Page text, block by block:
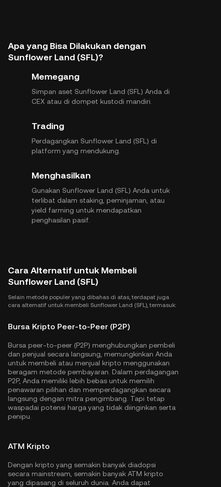
Apa yang Bisa Dilakukan dengan
Sunflower Land (SFL)?
Memegang
Simpan aset Sunflower Land (SFL) Anda di
CEX atau di dompet kustodi mandiri.
Trading
Perdagangkan Sunflower Land (SFL) di
platform yang mendukung.
Menghasilkan
Gunakan Sunflower Land (SFL) Anda untuk
terlibat dalam staking, peminjaman, atau
yield farming untuk mendapatkan
penghasilan pasif.
Cara Alternatif untuk Membeli
Sunflower Land (SFL)
Selain metode populer yang dibahas di atas, terdapat juga
cara alternatif untuk membeli Sunflower Land (SFL), termasuk:
Bursa Kripto Peer-to-Peer (P2P)
Bursa peer-to-peer (P2P) menghubungkan pembeli
dan penjual secara langsung, memungkinkan Anda
untuk membeli atau menjual kripto menggunakan
beragam metode pembayaran. Dalam perdagangan
P2P, Anda memiliki lebih bebas untuk memilih
penawaran pilihan dan memperdagangkan secara
langsung dengan mitra pengimbang. Tapi tetap
waspadai potensi harga yang tidak diinginkan serta
penipu.
ATM Kripto
Dengan kripto yang semakin banyak diadopsi
secara mainstream, semakin banyak ATM kripto
yang dipasang di seluruh dunia. Anda dapat